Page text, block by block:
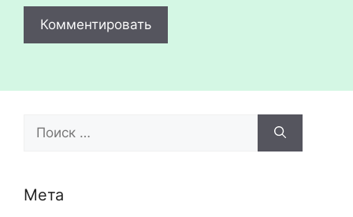
Поиск:
Мета